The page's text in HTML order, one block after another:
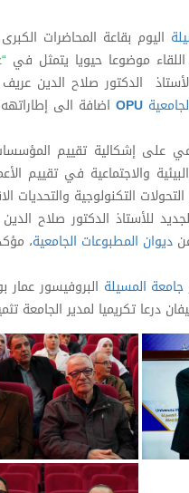
اليوم بقاعة المحاضرات
موضوعا حيويا يتمثل في
الدكتور صلاح الدين
OPU اضافة الى
على إشكالية تقييم
البيئية والاجتماعية في
التكنولوجية والتحديات
للأستاذ الدكتور صلاح
ديوان المطبوعات الجامعية،
جامعة المسيلة البروفيسور عمار
درعا تكريميا لمدير